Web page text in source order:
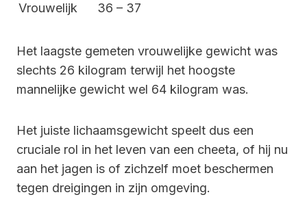
Vrouwelijk
36 – 37
Het laagste gemeten vrouwelijke gewicht was
slechts 26 kilogram terwijl het hoogste
mannelijke gewicht wel 64 kilogram was.
Het juiste lichaamsgewicht speelt dus een
cruciale rol in het leven van een cheeta, of hij nu
aan het jagen is of zichzelf moet beschermen
tegen dreigingen in zijn omgeving.